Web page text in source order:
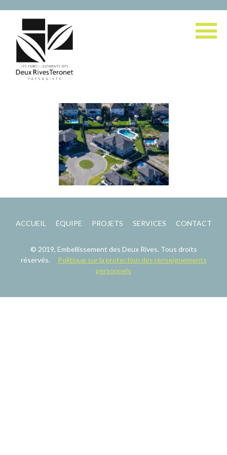
ACCUEIL ÉQUIPE PROJETS SERVICES CONTACT
© 2019, Embellissement des Deux Rives. Tous droits
réservés.
Politique sur la protection des renseignements
personnels